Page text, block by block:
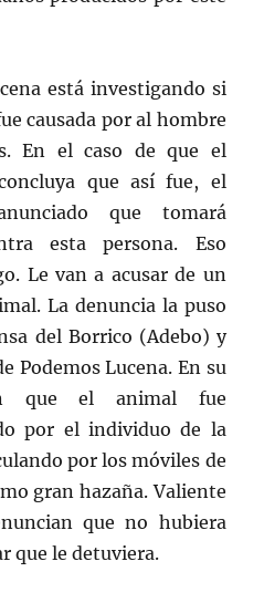
está investigando si
causada por al hombre
En el caso de que el
que así fue, el
que tomará
esta persona. Eso
Le van a acusar de un
La denuncia la puso
del Borrico (Adebo) y
Podemos Lucena. En su
que el animal fue
por el individuo de la
por los móviles de
gran hazaña. Valiente
que no hubiera
que le detuviera.